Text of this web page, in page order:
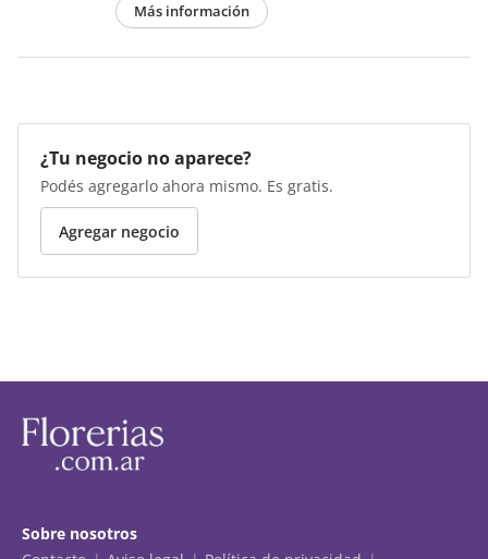
Más información
¿Tu negocio no aparece?
Podés agregarlo ahora mismo. Es gratis.
Agregar negocio
Sobre nosotros